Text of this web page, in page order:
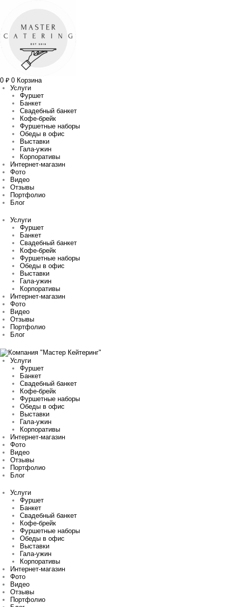
0 ₽ 0 Корзина
Услуги
Фуршет
Банкет
Свадебный банкет
Кофе-брейк
Фуршетные наборы
Обеды в офис
Выставки
Гала-ужин
Корпоративы
Интернет-магазин
Фото
Видео
Отзывы
Портфолио
Блог
Услуги
Фуршет
Банкет
Свадебный банкет
Кофе-брейк
Фуршетные наборы
Обеды в офис
Выставки
Гала-ужин
Корпоративы
Интернет-магазин
Фото
Видео
Отзывы
Портфолио
Блог
Услуги
Фуршет
Банкет
Свадебный банкет
Кофе-брейк
Фуршетные наборы
Обеды в офис
Выставки
Гала-ужин
Корпоративы
Интернет-магазин
Фото
Видео
Отзывы
Портфолио
Блог
Услуги
Фуршет
Банкет
Свадебный банкет
Кофе-брейк
Фуршетные наборы
Обеды в офис
Выставки
Гала-ужин
Корпоративы
Интернет-магазин
Фото
Видео
Отзывы
Портфолио